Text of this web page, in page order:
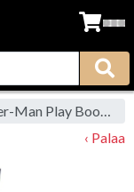
Spider-Man Play Booster
‹ Palaa